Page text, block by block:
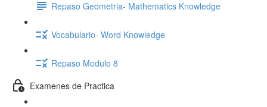
Repaso Geometria- Mathematics Knowledge
Vocabulario- Word Knowledge
Repaso Modulo 8
Examenes de Practica